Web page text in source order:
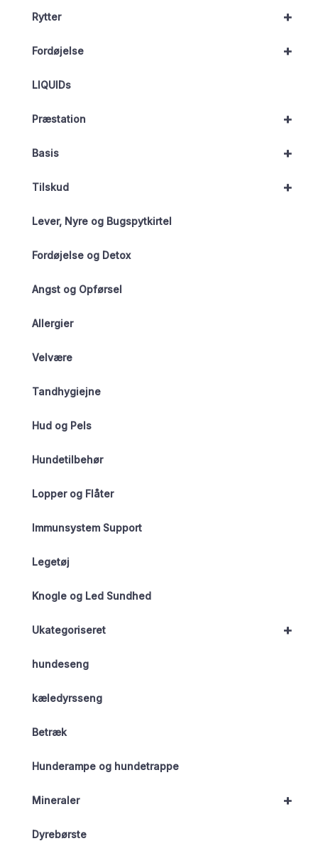
+
Rytter
+
Fordøjelse
LIQUIDs
+
Præstation
+
Basis
+
Tilskud
Lever, Nyre og Bugspytkirtel
Fordøjelse og Detox
Angst og Opførsel
Allergier
Velvære
Tandhygiejne
Hud og Pels
Hundetilbehør
Lopper og Flåter
Immunsystem Support
Legetøj
Knogle og Led Sundhed
+
Ukategoriseret
hundeseng
kæledyrsseng
Betræk
Hunderampe og hundetrappe
+
Mineraler
Dyrebørste